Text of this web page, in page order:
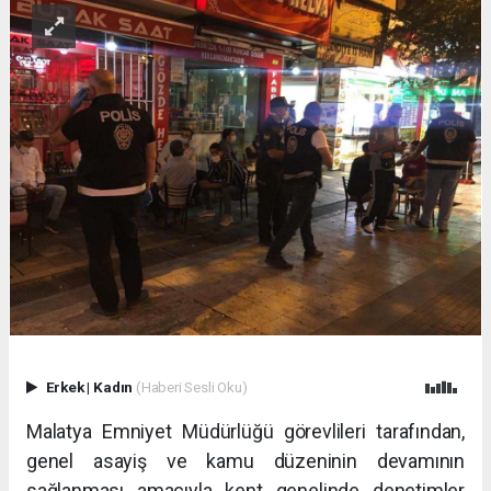
Erkek| Kadın (Haberi Sesli Oku)
Malatya Emniyet Müdürlüğü görevlileri tarafından,
genel asayiş ve kamu düzeninin devamının